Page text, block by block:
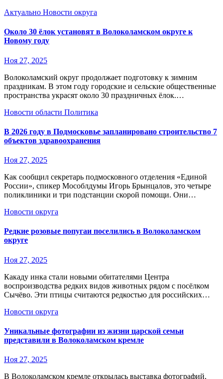
Актуально Новости округа
Около 30 ёлок установят в Волоколамском округе к
Новому году
Ноя 27, 2025
Волоколамский округ продолжает подготовку к зимним
праздникам. В этом году городские и сельские общественные
пространства украсят около 30 праздничных ёлок.…
Новости области Политика
В 2026 году в Подмосковье запланировано строительство 7
объектов здравоохранения
Ноя 27, 2025
Как сообщил секретарь подмосковного отделения «Единой
России», спикер Мособлдумы Игорь Брынцалов, это четыре
поликлиники и три подстанции скорой помощи. Они…
Новости округа
Редкие розовые попугаи поселились в Волоколамском
округе
Ноя 27, 2025
Какаду инка стали новыми обитателями Центра
воспроизводства редких видов животных рядом с посёлком
Сычёво. Эти птицы считаются редкостью для российских…
Новости округа
Уникальные фотографии из жизни царской семьи
представили в Волоколамском кремле
Ноя 27, 2025
В Волоколамском кремле открылась выставка фотографий,